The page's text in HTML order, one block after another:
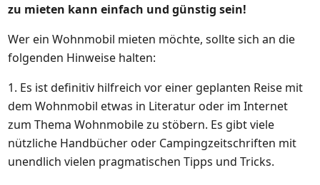
zu mieten kann einfach und günstig sein!
Wer ein Wohnmobil mieten möchte, sollte sich an die
folgenden Hinweise halten:
1. Es ist definitiv hilfreich vor einer geplanten Reise mit
dem Wohnmobil etwas in Literatur oder im Internet
zum Thema Wohnmobile zu stöbern. Es gibt viele
nützliche Handbücher oder Campingzeitschriften mit
unendlich vielen pragmatischen Tipps und Tricks.